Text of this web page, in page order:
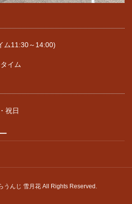
ム11:30～14:00)
イム
祝日
うんじ 雪月花 All Rights Reserved.